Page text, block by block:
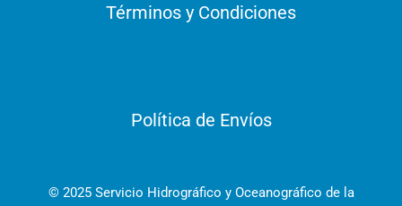
Términos y Condiciones
Política de Envíos
© 2025 Servicio Hidrográfico y Oceanográfico de la